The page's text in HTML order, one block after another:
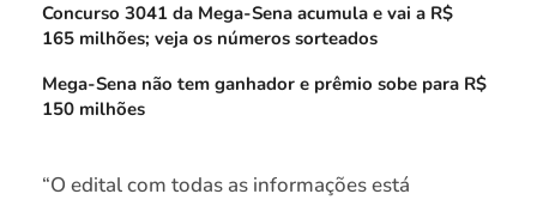
Concurso 3041 da Mega-Sena acumula e vai a R$
165 milhões; veja os números sorteados
Mega-Sena não tem ganhador e prêmio sobe para R$
150 milhões
“O edital com todas as informações está